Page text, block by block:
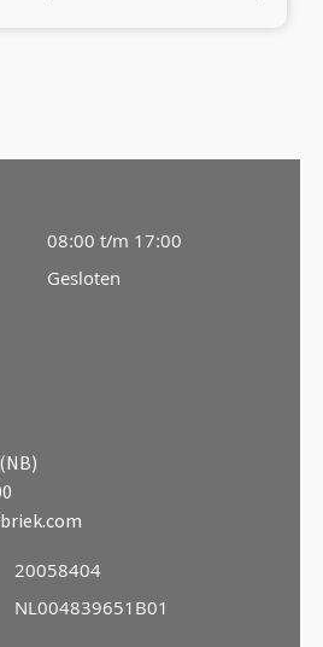
08:00 t/m 17:00
Gesloten
20058404
NL004839651B01